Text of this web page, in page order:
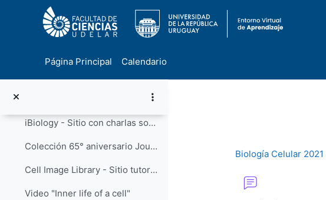
Página Principal Calendario
Asistencia
Bibliografía
Colapsar
iBiology - Sitio con charlas sobre Biología Celular dictadas por especialistas mundiales
Colección 65° aniversario Journal of Cell Biology
Cell Image Library - Sitio tutorial con acceso a miles de imágenes microscópicas de células y estructuras subcelulares
Video "Inner life of a cell"
Biología Celular 2021